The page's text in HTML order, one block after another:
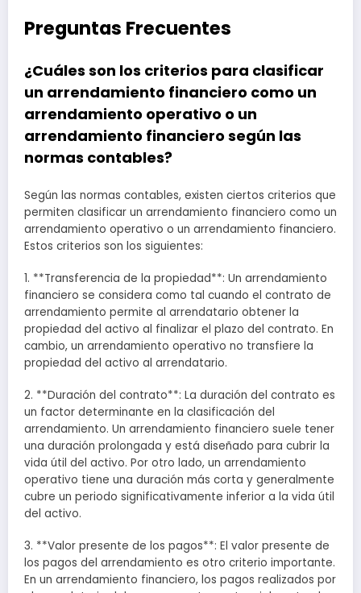
Preguntas Frecuentes
¿Cuáles son los criterios para clasificar
un arrendamiento financiero como un
arrendamiento operativo o un
arrendamiento financiero según las
normas contables?
Según las normas contables, existen ciertos criterios que
permiten clasificar un arrendamiento financiero como un
arrendamiento operativo o un arrendamiento financiero.
Estos criterios son los siguientes:
1. **Transferencia de la propiedad**: Un arrendamiento
financiero se considera como tal cuando el contrato de
arrendamiento permite al arrendatario obtener la
propiedad del activo al finalizar el plazo del contrato. En
cambio, un arrendamiento operativo no transfiere la
propiedad del activo al arrendatario.
2. **Duración del contrato**: La duración del contrato es
un factor determinante en la clasificación del
arrendamiento. Un arrendamiento financiero suele tener
una duración prolongada y está diseñado para cubrir la
vida útil del activo. Por otro lado, un arrendamiento
operativo tiene una duración más corta y generalmente
cubre un periodo significativamente inferior a la vida útil
del activo.
3. **Valor presente de los pagos**: El valor presente de
los pagos del arrendamiento es otro criterio importante.
En un arrendamiento financiero, los pagos realizados por